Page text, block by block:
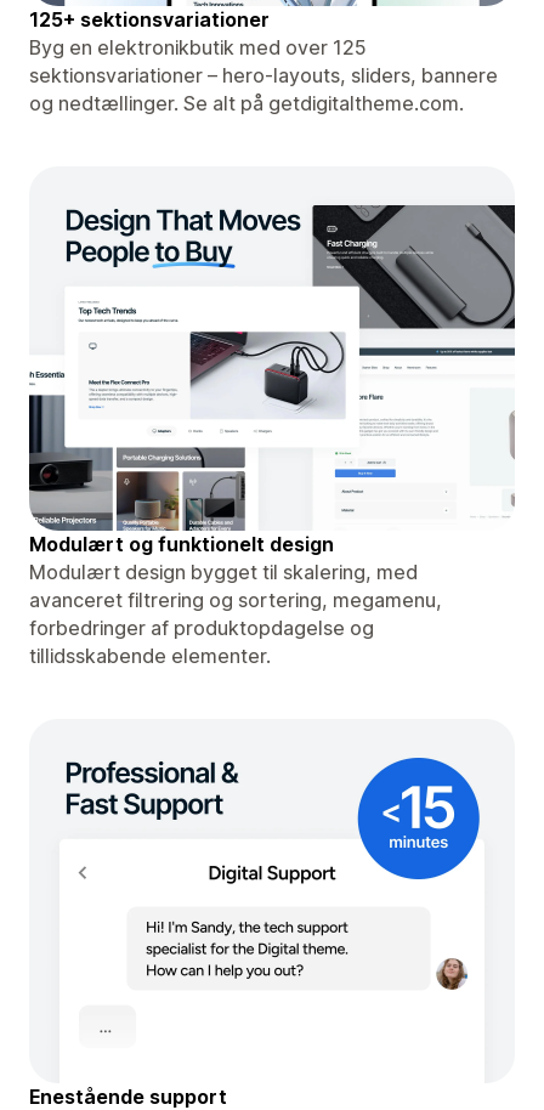
125+ sektionsvariationer
Byg en elektronikbutik med over 125
sektionsvariationer – hero-layouts, sliders, bannere
og nedtællinger. Se alt på getdigitaltheme.com.
Modulært og funktionelt design
Modulært design bygget til skalering, med
avanceret filtrering og sortering, megamenu,
forbedringer af produktopdagelse og
tillidsskabende elementer.
Enestående support